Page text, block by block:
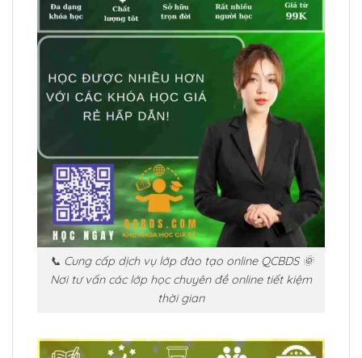
📞 Cung cấp dịch vụ lớp đào tạo online QCBDS 🌞
Nơi tư vấn các lớp học chuyên đề online tiết kiệm
thời gian